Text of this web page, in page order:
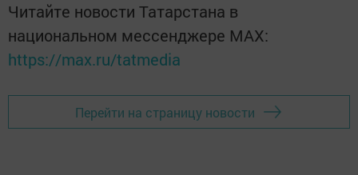
Читайте новости Татарстана в
национальном мессенджере MАХ:
https://max.ru/tatmedia
Перейти на страницу новости